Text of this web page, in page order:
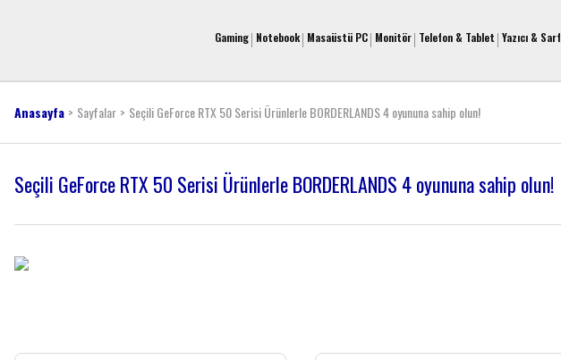
Gaming Notebook Masaüstü PC Monitör Telefon & Tablet Yazıcı & Sarf
Anasayfa Sayfalar Seçili GeForce RTX 50 Serisi Ürünlerle BORDERLANDS 4 oyununa sahip olun!
Seçili GeForce RTX 50 Serisi Ürünlerle BORDERLANDS 4 oyununa sahip olun!